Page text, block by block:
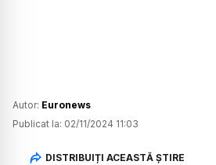
Autor: Euronews
Publicat la: 02/11/2024 11:03
DISTRIBUIȚI ACEASTĂ ȘTIRE